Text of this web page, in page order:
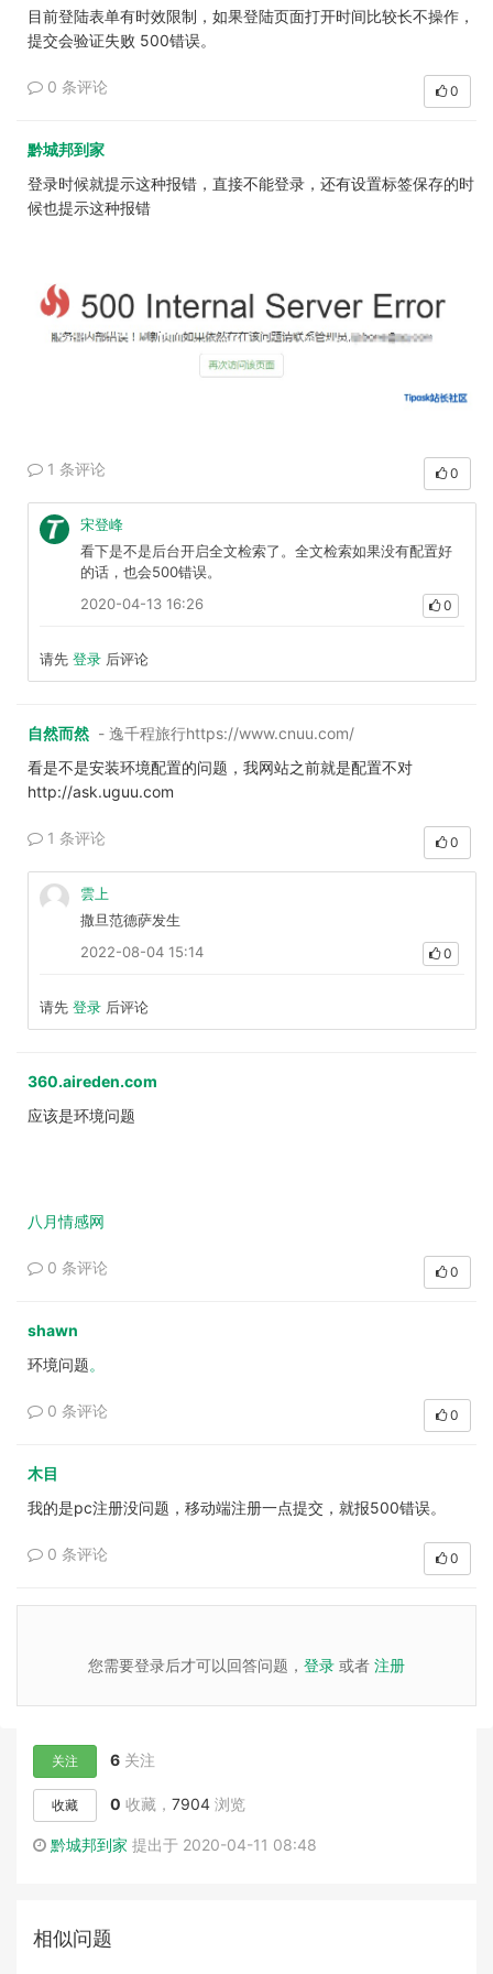
目前登陆表单有时效限制，如果登陆页面打开时间比较长不操作，
提交会验证失败 500错误。
0 条评论 0
黔城邦到家
登录时候就提示这种报错，直接不能登录，还有设置标签保存的时
候也提示这种报错
1 条评论 0
宋登峰
看下是不是后台开启全文检索了。全文检索如果没有配置好
的话，也会500错误。
2020-04-13 16:26
0
请先 登录 后评论
自然而然 - 逸千程旅行https://www.cnuu.com/
看是不是安装环境配置的问题，我网站之前就是配置不对
http://ask.uguu.com
1 条评论 0
雲上
撒旦范德萨发生
2022-08-04 15:14
0
请先 登录 后评论
360.aireden.com
应该是环境问题
八月情感网
0 条评论 0
shawn
环境问题。
0 条评论 0
木目
我的是pc注册没问题，移动端注册一点提交，就报500错误。
0 条评论 0
您需要登录后才可以回答问题， 登录 或者 注册
关注 6 关注
收藏 0 收藏， 7904 浏览
黔城邦到家 提出于 2020-04-11 08:48
相似问题